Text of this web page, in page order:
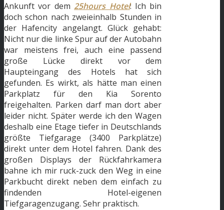
Ankunft vor dem25hours Hotel: Ich bin
doch schon nach zweieinhalb Stunden in
der Hafencity angelangt. Glück gehabt:
Nicht nur die linke Spur auf der Autobahn
war meistens frei, auch eine passend
große Lücke direkt vor dem
Haupteingang des Hotels hat sich
gefunden. Es wirkt, als hätte man einen
Parkplatz für den Kia Sorento
freigehalten. Parken darf man dort aber
leider nicht. Später werde ich den Wagen
deshalb eine Etage tiefer in Deutschlands
größte Tiefgarage (3400 Parkplätze)
direkt unter dem Hotel fahren. Dank des
großen Displays der Rückfahrkamera
bahne ich mir ruck-zuck den Weg in eine
Parkbucht direkt neben dem einfach zu
findenden Hotel-eigenen
Tiefgaragenzugang. Sehr praktisch.